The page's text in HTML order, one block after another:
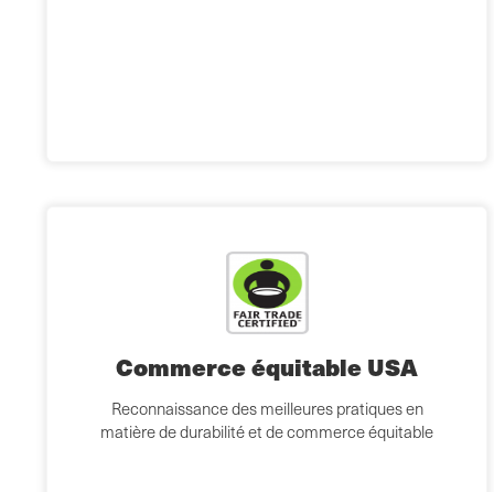
Commerce équitable USA
Reconnaissance des meilleures pratiques en
matière de durabilité et de commerce équitable